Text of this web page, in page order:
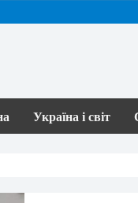
Україна і світ